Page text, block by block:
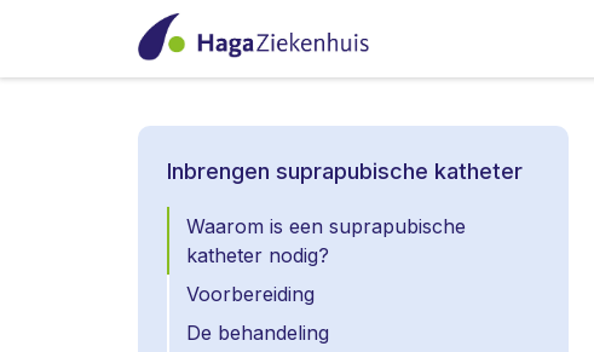
Inbrengen suprapubische katheter
Waarom is een suprapubische
katheter nodig?
Voorbereiding
De behandeling